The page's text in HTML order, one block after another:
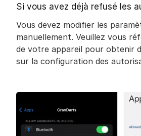
Si vous avez déjà refusé les
Vous devez modifier les
manuellement. Veuillez vous
de votre appareil pour obtenir
sur la configuration des